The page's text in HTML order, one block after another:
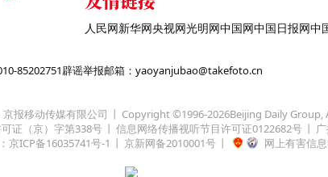
人民网新华网央视网光明网中国网中国日报网中
85202751辟谣举报邮箱：yaoyanjubao@takefoto.cn
京报移动传媒有限公司 Copyright ©1996-2026Beijing Daily Group,
证（京）字第338号 信息网络传播视听节目许可证0122682号
京ICP备16035741号-1 京新网备2010001号 网上有害信